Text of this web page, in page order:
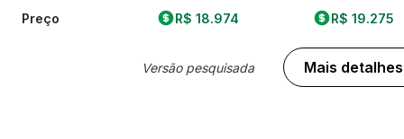
Preço R$ 18.974
Versão pesquisada
R$ 19.275
Mais detalhes